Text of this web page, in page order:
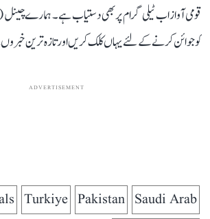
قومی آواز اب ٹیلی گرام پر بھی دستیاب ہے۔ ہمارے
کو جوائن کرنے کے لئے یہاں کلک کریں اور تازہ ترین
ADVERTISEMENT
Saudi Arab
Pakistan
Turkiye